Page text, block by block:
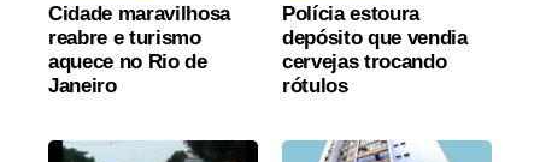
Cidade maravilhosa
reabre e turismo
aquece no Rio de
Janeiro
Polícia estoura
depósito que vendia
cervejas trocando
rótulos